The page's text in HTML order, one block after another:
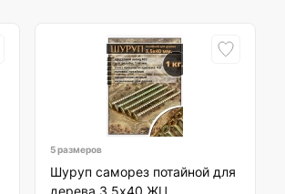
5 размеров
Шуруп саморез потайной для
дерева 3,5х40 ЖЦ